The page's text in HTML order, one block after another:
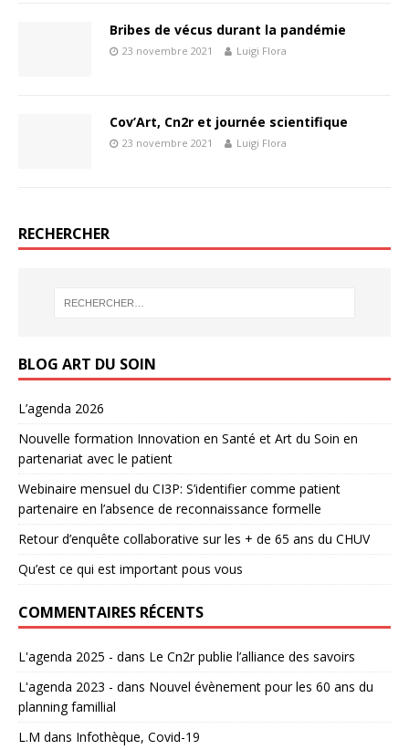
Bribes de vécus durant la pandémie
23 novembre 2021 Luigi Flora
Cov’Art, Cn2r et journée scientifique
23 novembre 2021 Luigi Flora
RECHERCHER
BLOG ART DU SOIN
L’agenda 2026
Nouvelle formation Innovation en Santé et Art du Soin en
partenariat avec le patient
Webinaire mensuel du CI3P: S’identifier comme patient
partenaire en l’absence de reconnaissance formelle
Retour d’enquête collaborative sur les + de 65 ans du CHUV
Qu’est ce qui est important pous vous
COMMENTAIRES RÉCENTS
L'agenda 2025 - dans Le Cn2r publie l’alliance des savoirs
L'agenda 2023 - dans Nouvel évènement pour les 60 ans du
planning famillial
L.M dans Infothèque, Covid-19